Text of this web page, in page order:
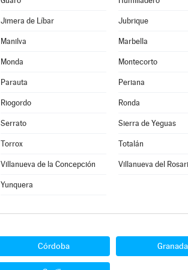
Jimera de Líbar Jubrique
Manilva Marbella
Monda Montecorto
Parauta Periana
Riogordo Ronda
Serrato Sierra de Yeguas
Torrox Totalán
Villanueva de la Concepción Villanueva del
Yunquera
Córdoba Granada